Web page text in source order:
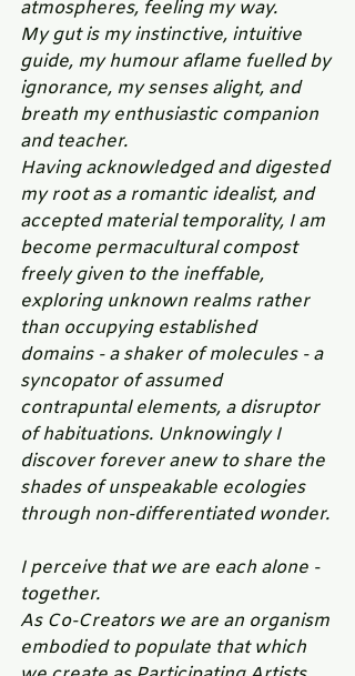
atmospheres, feeling my way.
My gut is my instinctive, intuitive
guide, my humour aflame fuelled by
ignorance, my senses alight, and
breath my enthusiastic companion
and teacher.
Having acknowledged and digested
my root as a romantic idealist, and
accepted material temporality, I am
become permacultural compost
freely given to the ineffable,
exploring unknown realms rather
than occupying established
domains - a shaker of molecules - a
syncopator of assumed
contrapuntal elements, a disruptor
of habituations. Unknowingly I
discover forever anew to share the
shades of unspeakable ecologies
through non-differentiated wonder.
I perceive that we are each alone -
together.
As Co-Creators we are an organism
embodied to populate that which